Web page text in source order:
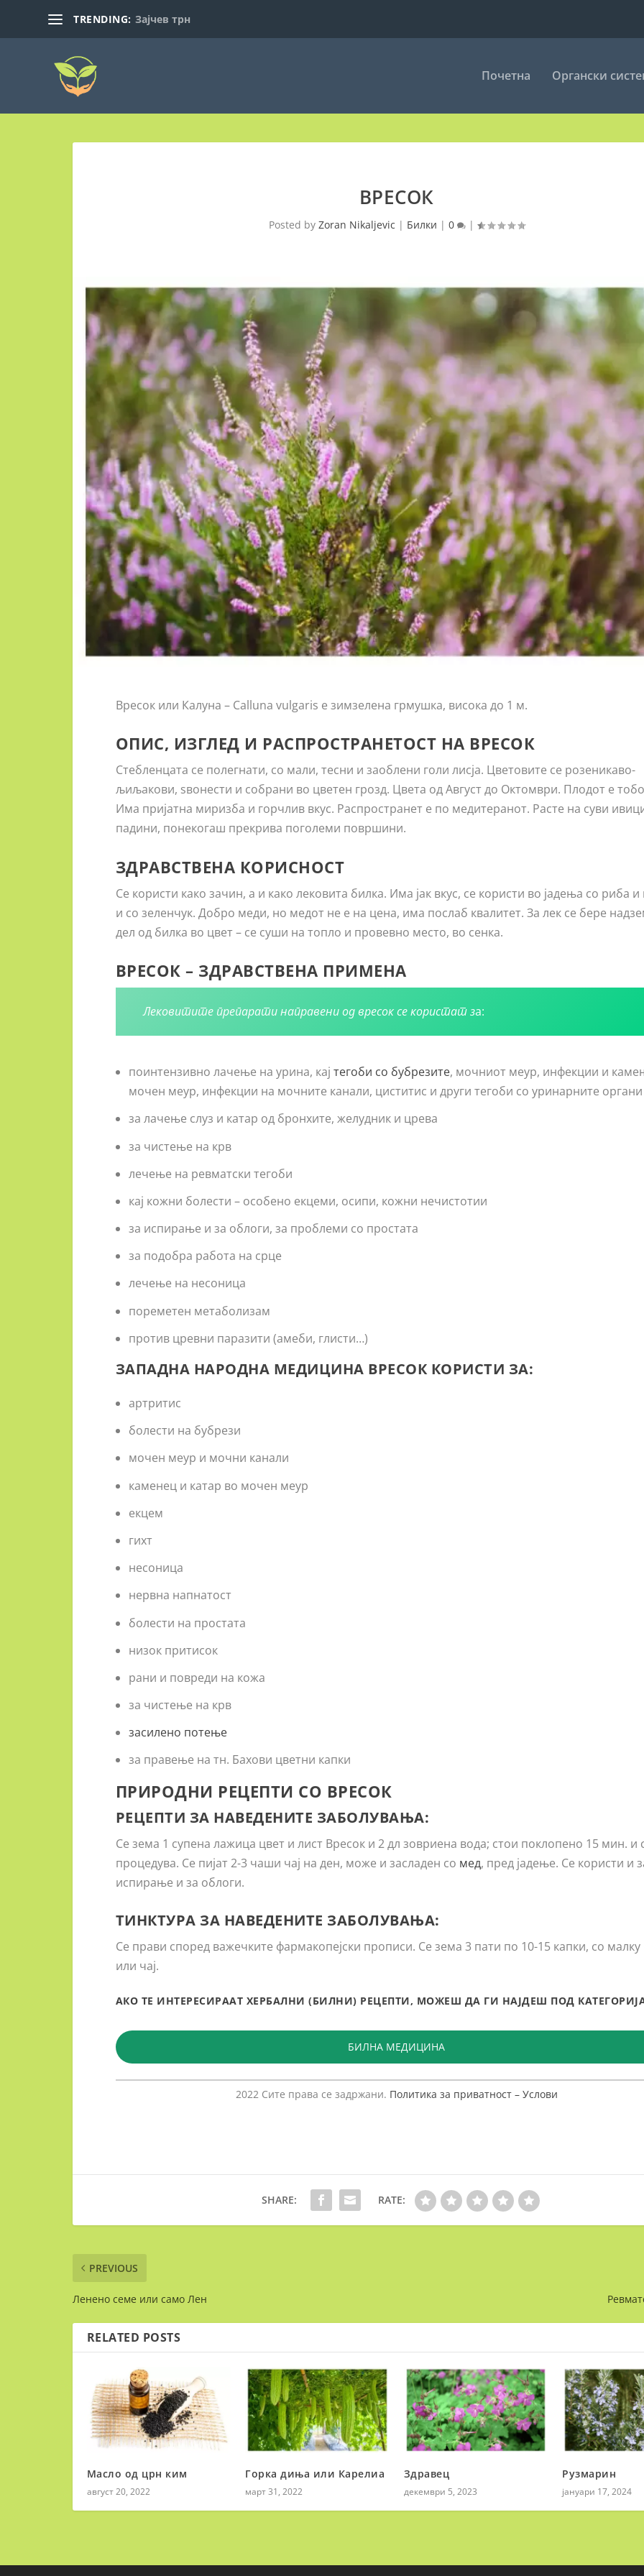
TRENDING: Зајчев трн
Почетна Органски
ВРЕСОК
Posted by Zoran Nikaljevic | Билки | 0 |
Вресок или Калуна – Calluna vulgaris е зимзелена грмушка, висока до 1 м.
ОПИС, ИЗГЛЕД И РАСПРОСТРАНЕТОСТ НА ВРЕСОК
Стебленцата се полегнати, со мали, тесни и заоблени голи лисја. Цветовите се розеникаво-
љиљакови, ѕвонести и собрани во цветен грозд. Цвета од Август до Октомври. Плодот е
Има пријатна миризба и горчлив вкус. Распространет е по медитеранот. Расте на суви
падини, понекогаш прекрива поголеми површини.
ЗДРАВСТВЕНА КОРИСНОСТ
Се користи како зачин, а и како лековита билка. Има јак вкус, се користи во јадења со риба
и со зеленчук. Добро меди, но медот не е на цена, има послаб квалитет. За лек се бере
дел од билка во цвет – се суши на топло и провевно место, во сенка.
ВРЕСОК – ЗДРАВСТВЕНА ПРИМЕНА
Лековитите препарати направени од вресок се користат за:
поинтензивно лачење на урина, кај тегоби со бубрезите, мочниот меур, инфекции и
мочен меур, инфекции на мочните канали, циститис и други тегоби со уринарните органи
за лачење слуз и катар од бронхите, желудник и црева
за чистење на крв
лечење на ревматски тегоби
кај кожни болести – особено екцеми, осипи, кожни нечистотии
за испирање и за облоги, за проблеми со простата
за подобра работа на срце
лечење на несоница
пореметен метаболизам
против цревни паразити (амеби, глисти…)
ЗАПАДНА НАРОДНА МЕДИЦИНА ВРЕСОК КОРИСТИ ЗА:
артритис
болести на бубрези
мочен меур и мочни канали
каменец и катар во мочен меур
екцем
гихт
несоница
нервна напнатост
болести на простата
низок притисок
рани и повреди на кожа
за чистење на крв
засилено потење
за правење на тн. Бахови цветни капки
ПРИРОДНИ РЕЦЕПТИ СО ВРЕСОК
РЕЦЕПТИ ЗА НАВЕДЕНИТЕ ЗАБОЛУВАЊА:
Се зема 1 супена лажица цвет и лист Вресок и 2 дл зовриена вода; стои поклопено 15 мин. и
процедува. Се пијат 2-3 чаши чај на ден, може и засладен со мед, пред јадење. Се користи и
испирање и за облоги.
ТИНКТУРА ЗА НАВЕДЕНИТЕ ЗАБОЛУВАЊА:
Се прави според важечките фармакопејски прописи. Се зема 3 пати по 10-15 капки, со малку
или чај.
АКО ТЕ ИНТЕРЕСИРААТ ХЕРБАЛНИ (БИЛНИ) РЕЦЕПТИ, МОЖЕШ ДА ГИ НАЈДЕШ ПОД
БИЛНА МЕДИЦИНА
2022 Сите права се задржани. Политика за приватност – Услови
SHARE: RATE:
PREVIOUS
Ленено семе или само Лен
RELATED POSTS
Масло од црн ким
август 20, 2022
Горка диња или Карелиа
март 31, 2022
Здравец
декември 5, 2023
Рузмарин
јануари 17, 2024